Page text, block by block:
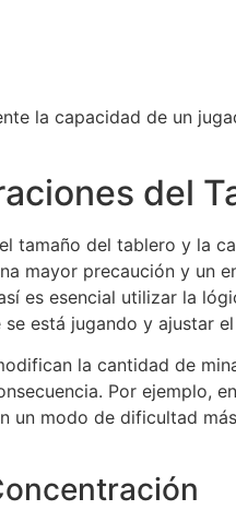
la capacidad de un
del
del tablero y la
mayor precaución y un
es esencial utilizar la
está jugando y ajustar
la cantidad de
Por ejemplo,
un modo de dificultad